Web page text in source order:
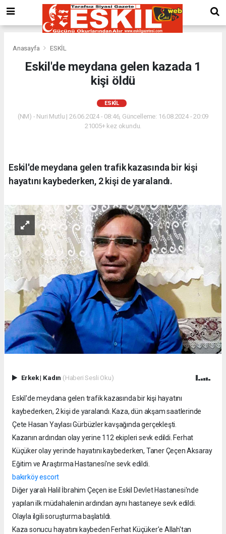
Anasayfa ESKİL
Eskil'de meydana gelen kazada 1
kişi öldü
ESKİL
(NM) - Nuri Mutlu | 26.06.2024 - 08:46, Güncelleme: 16.08.2024 - 20:09
21005+ kez okundu.
Eskil'de meydana gelen trafik kazasında bir kişi
hayatını kaybederken, 2 kişi de yaralandı.
Erkek| Kadın (Haberi Sesli Oku)
Eskil'de meydana gelen trafik kazasında bir kişi hayatını
kaybederken, 2 kişi de yaralandı. Kaza, dün akşam saatlerinde
Çete Hasan Yaylası Gürbüzler kavşağında gerçekleşti.
Kazanın ardından olay yerine 112 ekipleri sevk edildi. Ferhat
Küçüker olay yerinde hayatını kaybederken, Taner Çeçen Aksaray
Eğitim ve Araştırma Hastanesi'ne sevk edildi.
bakırköy escort
Diğer yaralı Halil İbrahim Çeçen ise Eskil Devlet Hastanesi'nde
yapılan ilk müdahalenin ardından aynı hastaneye sevk edildi.
Olayla ilgili soruşturma başlatıldı.
Kaza sonucu hayatını kaybeden Ferhat Küçüker'e Allah'tan